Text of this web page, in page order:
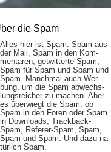
die Spam
Alles hier ist Spam. Spam aus
der Mail, Spam in den Kom­
men­taren, ge­twit­ter­te Spam,
Spam für Spam und Spam und
Spam. Manch­mal auch Wer­
bung, um die Spam ab­wechs­
lungs­reich­er zu mach­en. Aber
es über­wiegt die Spam, ob
Spam in den Fo­ren oder Spam
in Down­loads, Track­back-
Spam, Re­fe­rer-Spam, Spam,
Spam und Spam. Und da­zu na­
tür­lich Spam.